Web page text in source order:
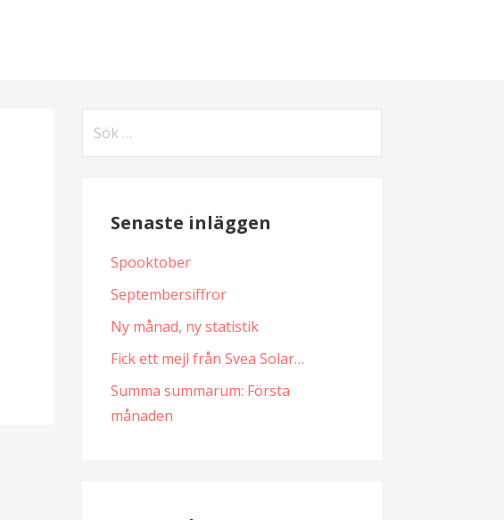
Senaste inläggen
Spooktober
Septembersiffror
Ny månad, ny statistik
Fick ett mejl från Svea Solar…
Summa summarum: Första
månaden